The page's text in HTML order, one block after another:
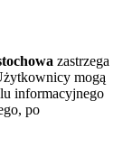
zastrzega
mogą
informacyjnego
po